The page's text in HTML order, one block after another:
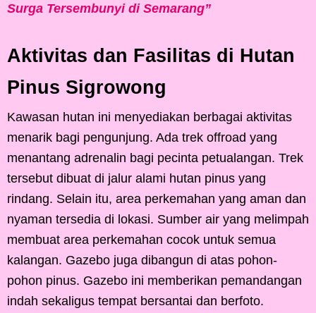
Surga Tersembunyi di Semarang”
Aktivitas dan Fasilitas di Hutan
Pinus Sigrowong
Kawasan hutan ini menyediakan berbagai aktivitas
menarik bagi pengunjung. Ada trek offroad yang
menantang adrenalin bagi pecinta petualangan. Trek
tersebut dibuat di jalur alami hutan pinus yang
rindang. Selain itu, area perkemahan yang aman dan
nyaman tersedia di lokasi. Sumber air yang melimpah
membuat area perkemahan cocok untuk semua
kalangan. Gazebo juga dibangun di atas pohon-
pohon pinus. Gazebo ini memberikan pemandangan
indah sekaligus tempat bersantai dan berfoto.